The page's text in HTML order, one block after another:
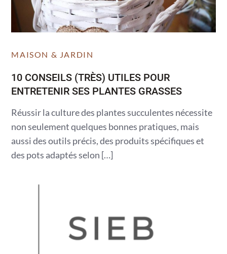
MAISON & JARDIN
10 CONSEILS (TRÈS) UTILES POUR
ENTRETENIR SES PLANTES GRASSES
Réussir la culture des plantes succulentes nécessite
non seulement quelques bonnes pratiques, mais
aussi des outils précis, des produits spécifiques et
des pots adaptés selon […]